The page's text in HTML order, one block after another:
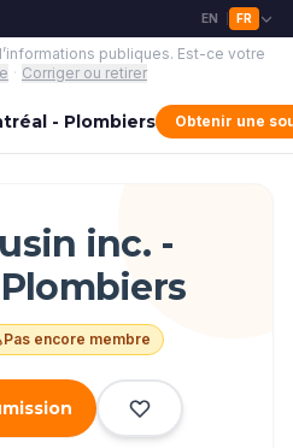
EN FR
publiques. Est-ce votre
· Corriger ou retirer
- Plombiers Obtenir une
inc. -
Pas encore membre